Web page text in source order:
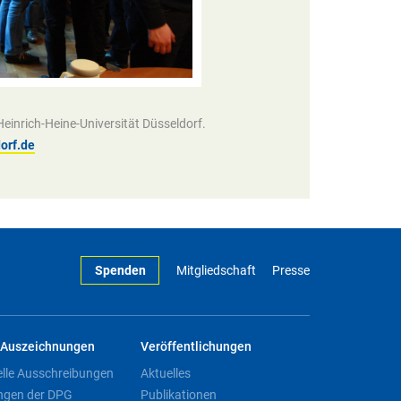
Heine-Universität Düsseldorf.
Spenden Mitgliedschaft Presse
Ausschreibungen
der DPG
Veröffentlichungen
Aktuelles
Publikationen